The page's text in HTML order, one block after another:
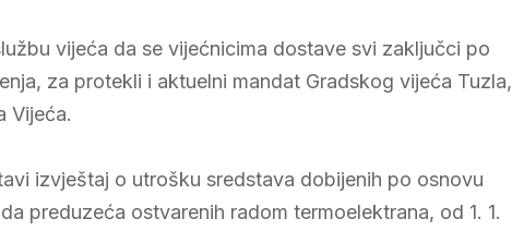
vijeća da se vijećnicima dostave svi zaključci po
za protekli i aktuelni mandat Gradskog vijeća Tuzla,
Vijeća.
izvještaj o utrošku sredstava dobijenih po osnovu
preduzeća ostvarenih radom termoelektrana, od 1. 1.